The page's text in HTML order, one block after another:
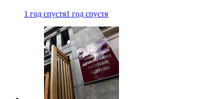
1 год спустя1 год спустя